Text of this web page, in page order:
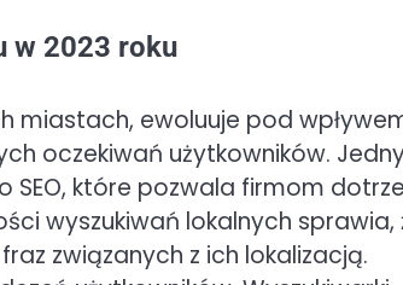
w 2023 roku
miastach, ewoluuje pod
oczekiwań użytkowników.
SEO, które pozwala firmom
wyszukiwań lokalnych sprawia,
związanych z ich lokalizacją.